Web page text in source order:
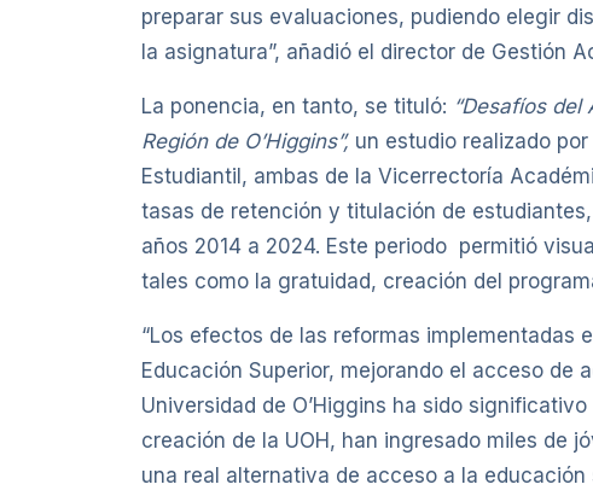
preparar sus evaluaciones, pudiendo elegir
la asignatura”, añadió el director de Gestión
La ponencia, en tanto, se tituló: “Desafíos
Región de O’Higgins”, un estudio realizado
Estudiantil, ambas de la Vicerrectoría
tasas de retención y titulación de
años 2014 a 2024. Este periodo permitió
tales como la gratuidad, creación del
“Los efectos de las reformas implementadas
Educación Superior, mejorando el acceso
Universidad de O’Higgins ha sido
creación de la UOH, han ingresado miles de
una real alternativa de acceso a la